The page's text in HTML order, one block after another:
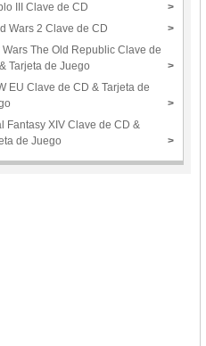
III Clave de CD
>
Wars 2 Clave de CD
>
Wars The Old Republic Clave de
Tarjeta de Juego
>
EU Clave de CD & Tarjeta de
>
Fantasy XIV Clave de CD &
de Juego
>